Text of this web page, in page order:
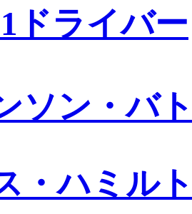
ドライバー
ソン・バ
・ハミル